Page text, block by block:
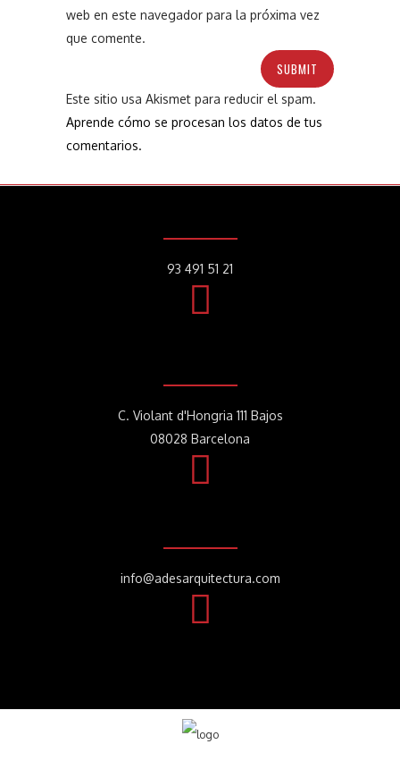
web en este navegador para la próxima vez
que comente.
Este sitio usa Akismet para reducir el spam.
Aprende cómo se procesan los datos de tus
comentarios.
93 491 51 21
C. Violant d'Hongria 111 Bajos
08028 Barcelona
info@adesarquitectura.com